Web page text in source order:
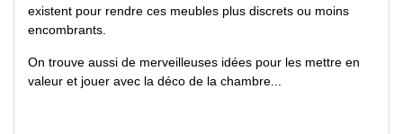
existent pour rendre ces meubles plus discrets ou moins
encombrants.
On trouve aussi de merveilleuses idées pour les mettre en
valeur et jouer avec la déco de la chambre...